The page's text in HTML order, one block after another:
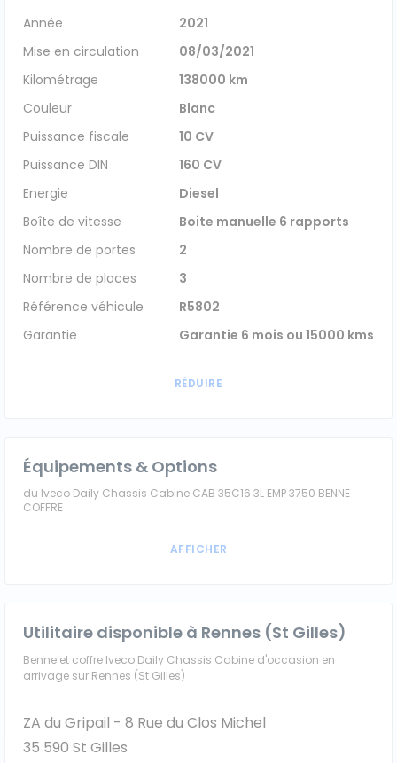
Tous les véhicules
Réservation véhicule
Financement utilitaire
Année
2021
Mise en circulation
08/03/2021
Kilométrage
138000 km
Couleur
Blanc
Puissance fiscale
10 CV
Puissance DIN
160 CV
Energie
Diesel
Boîte de vitesse
Boite manuelle 6 rapports
Nombre de portes
2
Nombre de places
3
Référence véhicule
R5802
Garantie
Garantie 6 mois ou 15000 kms
Équipements & Options
du Iveco Daily Chassis Cabine CAB 35C16 3L EMP 3750 BENNE
COFFRE
Utilitaire disponible à Rennes (St Gilles)
Benne et coffre Iveco Daily Chassis Cabine d'occasion en
arrivage sur Rennes (St Gilles)
ZA du Gripail - 8 Rue du Clos Michel
35 590 St Gilles